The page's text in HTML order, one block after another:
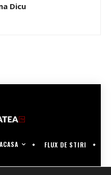
Dicu
FLUX DE STIRI